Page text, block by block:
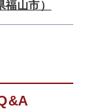
山市）